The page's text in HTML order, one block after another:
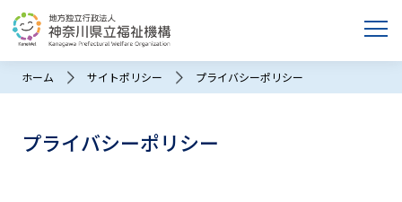
ホーム サイトポリシー プライバシーポリシー
プライバシーポリシー